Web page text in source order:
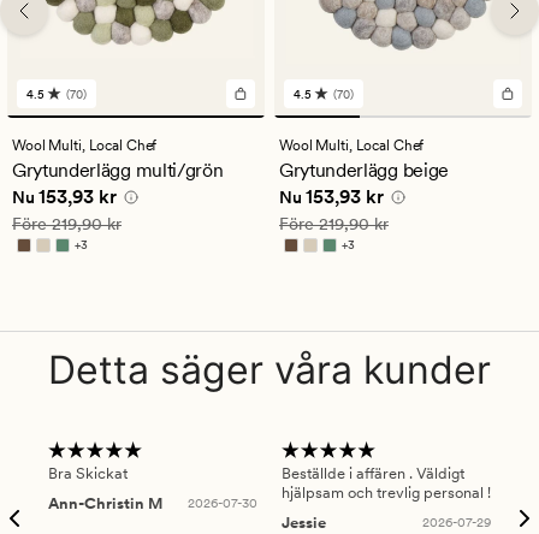
70
omdömen
med
ett
genomsnittligt
betyg
på
4.5
4.5 (70)
Wool Multi, Local Chef
Grytunderlägg multi/grön
Nuvarande pris
Nu 153,93 kr
Ordinarie pris 219,90 kr
Före219,90 kr
+3
Finns i fler färger
70
omdömen
med
ett
genomsnittligt
betyg
på
4.5
4.5 (70)
Wool Multi, Local Chef
Grytunderlägg beige
Nuvarande pris
Nu 153,93 kr
Ordinarie pris 219,90 kr
Före219,90 kr
+3
Finns i fler färger
Detta säger våra kunder
Bra Skickat
Ann-Christin M
2026-07-30
Beställde i affären . Väldigt
hjälpsam och trevlig personal !
Jessie
2026-07-29